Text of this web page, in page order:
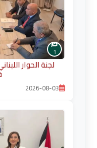
1
لجنة الحوار
2026-08-03